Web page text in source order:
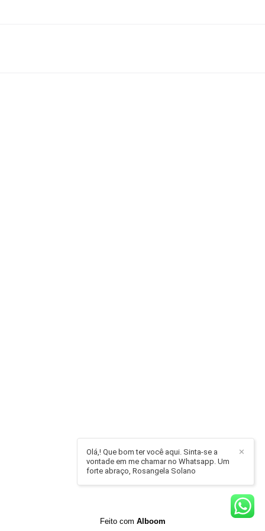
✕
Olá,! Que bom ter você aqui. Sinta-se a
vontade em me chamar no Whatsapp. Um
forte abraço, Rosangela Solano
Feito com Alboom